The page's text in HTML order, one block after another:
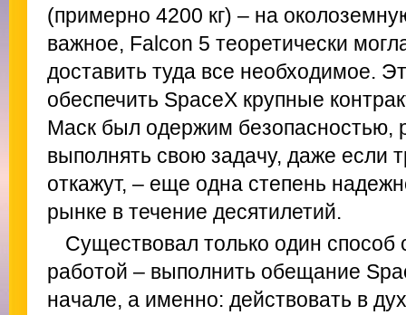
(примерно 4200 кг) – на
важное, Falcon 5 теоретически
доставить туда все необходимое.
обеспечить SpaceX крупные
Маск был одержим безопасностью,
выполнять свою задачу, даже если
откажут, – еще одна степень
рынке в течение десятилетий.
Существовал только один способ
работой – выполнить обещание
начале, а именно: действовать в